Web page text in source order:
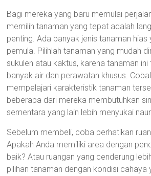
Bagi mereka yang baru memulai
memilih tanaman yang tepat adalah
penting. Ada banyak jenis tanaman
pemula. Pilihlah tanaman yang mudah
sukulen atau kaktus, karena tanaman
banyak air dan perawatan khusus.
mempelajari karakteristik tanaman
beberapa dari mereka membutuhkan
sementara yang lain lebih menyukai
Sebelum membeli, coba perhatikan
Apakah Anda memiliki area dengan
baik? Atau ruangan yang cenderung
pilihan tanaman dengan kondisi cahaya